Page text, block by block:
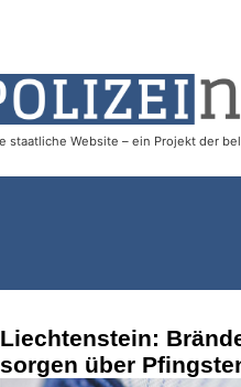
Liechtenstein:
sorgen über